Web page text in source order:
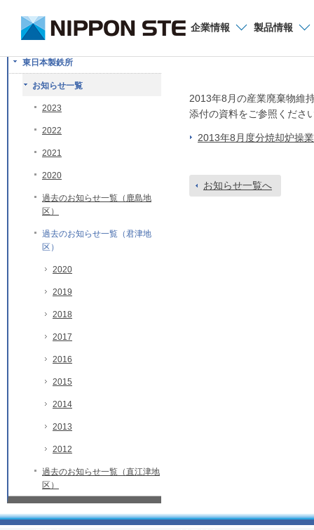
企業情報 製品情報
お問い合わせ
産業廃棄物維持
2013年8月の産業廃棄物維
添付の資料をご参照くださ
2013年8月度分焼却炉操
お知らせ一覧へ
東日本製鉄所
お知らせ一覧
2023
2022
2021
2020
過去のお知らせ一覧（鹿島地
区）
過去のお知らせ一覧（君津地
区）
2020
2019
2018
2017
2016
2015
2014
2013
2012
過去のお知らせ一覧（直江津地
区）